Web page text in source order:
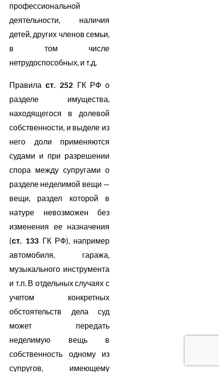
профессиональной
деятельности, наличия
детей, других членов семьи,
в том числе
нетрудоспособных, и т.д.
Правиласт. 252 ГК РФ о
разделе имущества,
находящегося в долевой
собственности, и выделе из
него доли применяются
судами и при разрешении
спора между супругами о
разделе неделимой вещи —
вещи, раздел которой в
натуре невозможен без
изменения ее назначения
(ст. 133 ГК РФ), например
автомобиля, гаража,
музыкального инструмента
и т.п. В отдельных случаях с
учетом конкретных
обстоятельств дела суд
может передать
неделимую вещь в
собственность одному из
супругов, имеющему